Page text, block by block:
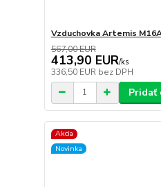
Vzduchovka Artemis
567,00 EUR
413,90 EUR/ks
336,50 EUR bez DPH
Pridať
Akcia
Novinka